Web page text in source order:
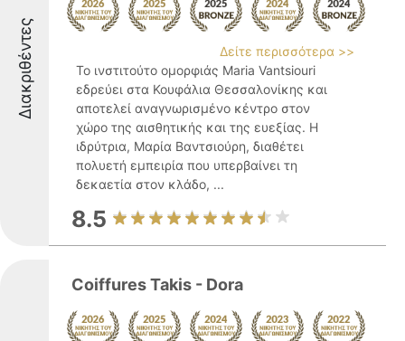
Διακριθέντες
Δείτε περισσότερα >>
Το ινστιτούτο ομορφιάς Maria Vantsiouri
εδρεύει στα Κουφάλια Θεσσαλονίκης και
αποτελεί αναγνωρισμένο κέντρο στον
χώρο της αισθητικής και της ευεξίας. Η
ιδρύτρια, Μαρία Βαντσιούρη, διαθέτει
πολυετή εμπειρία που υπερβαίνει τη
δεκαετία στον κλάδο, ...
8.5
Coiffures Takis - Dora